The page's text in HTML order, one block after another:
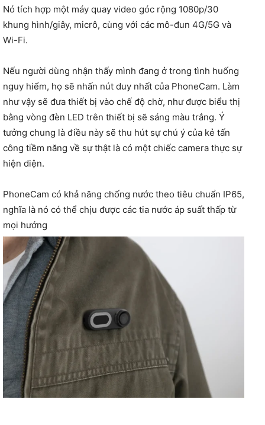
Nó tích hợp một máy quay video góc rộng 1080p/30
khung hình/giây, micrô, cùng với các mô-đun 4G/5G và
Wi-Fi.
Nếu người dùng nhận thấy mình đang ở trong tình huống
nguy hiểm, họ sẽ nhấn nút duy nhất của PhoneCam. Làm
như vậy sẽ đưa thiết bị vào chế độ chờ, như được biểu thị
bằng vòng đèn LED trên thiết bị sẽ sáng màu trắng. Ý
tưởng chung là điều này sẽ thu hút sự chú ý của kẻ tấn
công tiềm năng về sự thật là có một chiếc camera thực sự
hiện diện.
PhoneCam có khả năng chống nước theo tiêu chuẩn IP65,
nghĩa là nó có thể chịu được các tia nước áp suất thấp từ
mọi hướng